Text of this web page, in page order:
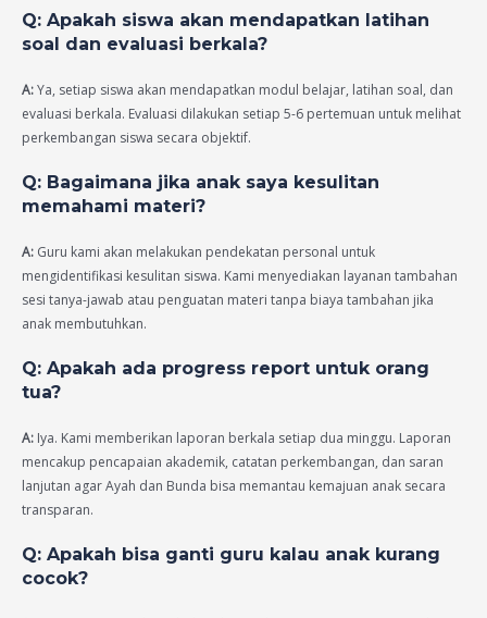
Q: Apakah siswa akan mendapatkan latihan
soal dan evaluasi berkala?
A:Ya, setiap siswa akan mendapatkan modul belajar, latihan soal, dan
evaluasi berkala. Evaluasi dilakukan setiap 5-6 pertemuan untuk melihat
perkembangan siswa secara objektif.
Q: Bagaimana jika anak saya kesulitan
memahami materi?
A: Guru kami akan melakukan pendekatan personal untuk
mengidentifikasi kesulitan siswa. Kami menyediakan layanan tambahan
sesi tanya-jawab atau penguatan materi tanpa biaya tambahan jika
anak membutuhkan.
Q: Apakah ada progress report untuk orang
tua?
A: Iya. Kami memberikan laporan berkala setiap dua minggu. Laporan
mencakup pencapaian akademik, catatan perkembangan, dan saran
lanjutan agar Ayah dan Bunda bisa memantau kemajuan anak secara
transparan.
Q: Apakah bisa ganti guru kalau anak kurang
cocok?